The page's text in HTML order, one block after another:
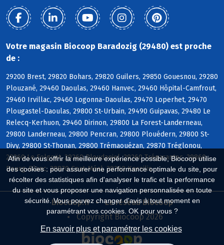
Afin de vous offrir la meilleure expérience possible, Biocoop utilise
des cookies : pour assurer une performance optimale du site, pour
récolter des statistiques afin d'analyser le trafic et la performance
du site et vous proposer une navigation personnalisée en toute
sécurité. Vous pouvez changer d'avis à tout moment en
paramétrant vos cookies. OK pour vous ?
En savoir plus et paramétrer les cookies
Votre magasin Biocoop Baradozig (29480) est proche
de :
29200 Brest, 29820 Bohars, 29820 Guilers, 29850 Gouesnou, 29280
Plouzané, 29460 Daoulas, 29460 Hanvec, 29460 Hôpital-Camfrout,
29460 Irvillac, 29460 Logonna-Daoulas, 29470 Loperhet, 29470
Plougastel-Daoulas, 29800 St-Urbain, 29490 Guipavas, 29480 Le
Relecq-Kerhuon, 29460 Dirinon, 29800 La Forest-Landerneau,
29800 Landerneau, 29800 Pencran, 29800 Plouédern, 29800 St-
Divy, 29800 St-Thonan, 29800 Trémaouézan, 29870 Tréglonou,
29260 Le Folgoët, 29260 Ploudaniel, 29260 Trégarantec, 29860
Bourg-Blanc, 29870 Coat-Méal, 29260 Kernilis
Biocoop.fr
Le réseau Biocoop
Copyright Biocoop 2026